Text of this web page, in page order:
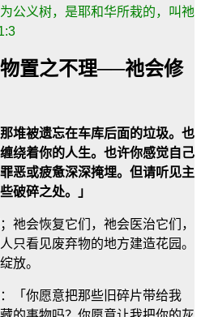
公义树，是耶和华所栽的，叫祂
置之不理──祂会修
堆被遗忘在车库后面的垃圾。也
绕着你的人生。也许你感觉自己
恶或疲惫深深掩埋。但请听见主
破碎之处。」
祂会恢复它们，祂会医治它们，
只看见废弃物的地方建造花园。
放。
「你愿意把那些旧碎片带给我